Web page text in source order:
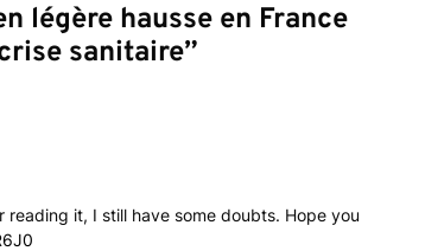
légère hausse en France
sanitaire”
it, I still have some doubts. Hope you